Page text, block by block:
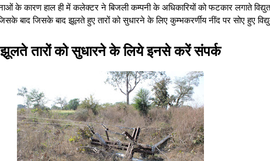
के कारण हाल ही में कलेक्टर ने बिजली कम्पनी के अधिकारियों को फटकार लगाते
जिसके बाद जिसके बाद झूलते हुए तारों को सुधारने के लिए कुम्भकरर्णीय नींद पर सोए हुए
झूलते तारों को सुधारने के लिये इनसे करें संपर्क